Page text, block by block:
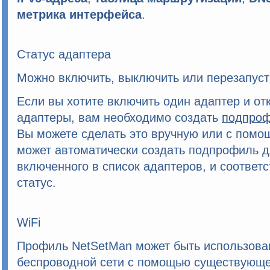
метрика интерфейса.
Статус адаптера
Можно включить, выключить или
Если вы хотите включить один адаптер и
адаптеры, вам необходимо создать
Вы можете сделать это вручную или с
может автоматически создать подпрофиль
включенного в список адаптеров, и
статус.
WiFi
Профиль NetSetMan может быть
беспроводной сети с помощью